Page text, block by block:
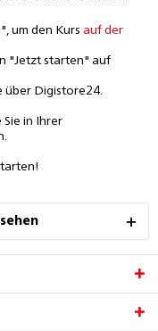
um den Kurs auf der
"Jetzt starten" auf
über Digistore24.
Sie in Ihrer